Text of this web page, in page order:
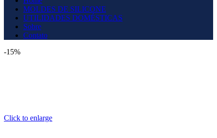
MOLDES DE SILICONE
UTILIDADES DOMÉSTICAS
Sobre
Contato
-15%
Click to enlarge